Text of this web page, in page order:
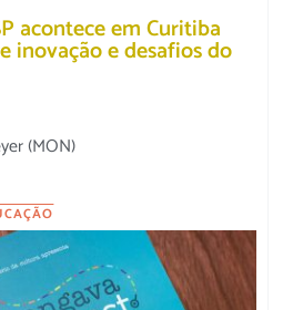
acontece em Curitiba
inovação e desafios do
(MON)